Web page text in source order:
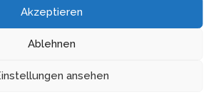
Akzeptieren
Ablehnen
ansehen
bei dem das
sorgfältig von Stielen und
wird. Dieser sorgsame Prozess
Schluck FLÜGELSCHWINGER